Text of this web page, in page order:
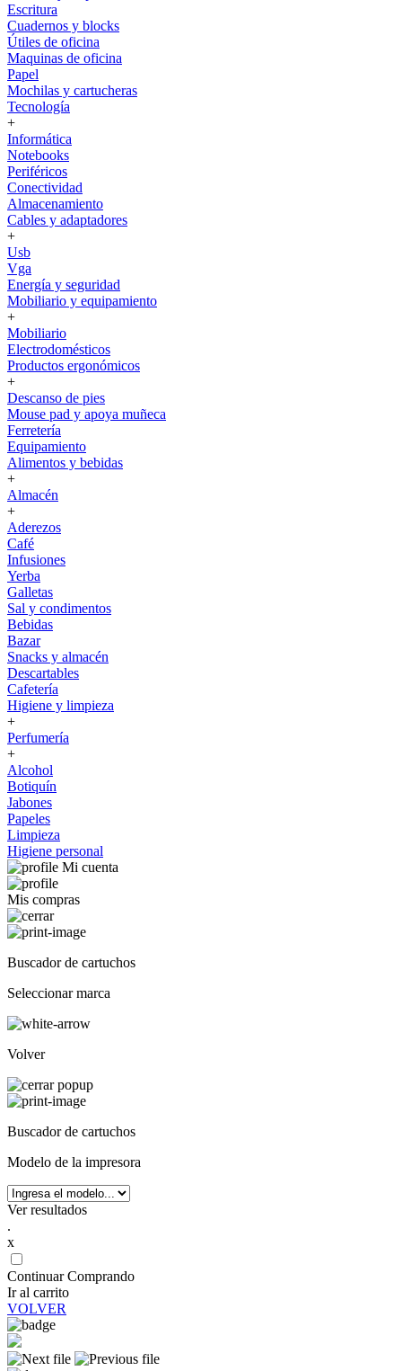
Escritura
Cuadernos y blocks
Útiles de oficina
Maquinas de oficina
Papel
Mochilas y cartucheras
Tecnología
+
Informática
Notebooks
Periféricos
Conectividad
Almacenamiento
Cables y adaptadores
+
Usb
Vga
Energía y seguridad
Mobiliario y equipamiento
+
Mobiliario
Electrodomésticos
Productos ergonómicos
+
Descanso de pies
Mouse pad y apoya muñeca
Ferretería
Equipamiento
Alimentos y bebidas
+
Almacén
+
Aderezos
Café
Infusiones
Yerba
Galletas
Sal y condimentos
Bebidas
Bazar
Snacks y almacén
Descartables
Cafetería
Higiene y limpieza
+
Perfumería
+
Alcohol
Botiquín
Jabones
Papeles
Limpieza
Higiene personal
Mi cuenta
Mis compras
Buscador de cartuchos
Seleccionar marca
Volver
Buscador de cartuchos
Modelo de la impresora
Ver resultados
.
x
Continuar Comprando
Ir al carrito
VOLVER